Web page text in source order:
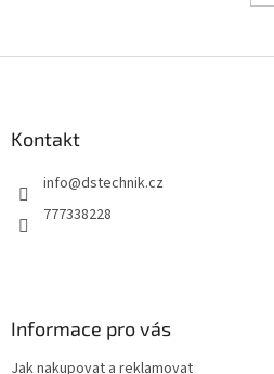
Kontakt
info@dstechnik.cz
777338228
Informace pro vás
Jak nakupovat a reklamovat